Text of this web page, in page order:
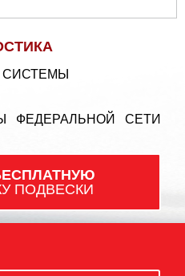
СИСТЕМЫ
ФЕДЕРАЛЬНОЙ СЕТИ
ПОДВЕСКИ